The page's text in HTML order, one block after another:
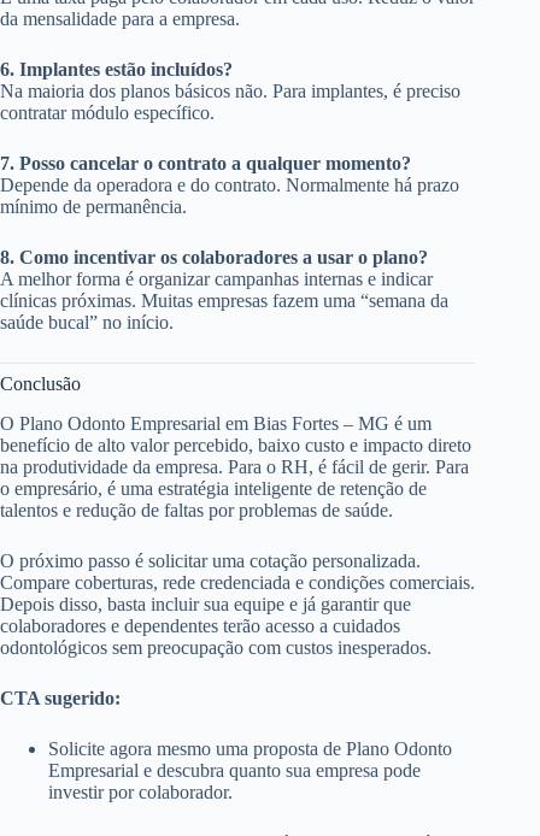
da mensalidade para a empresa.
6. Implantes estão incluídos?
Na maioria dos planos básicos não. Para implantes, é preciso
contratar módulo específico.
7. Posso cancelar o contrato a qualquer momento?
Depende da operadora e do contrato. Normalmente há prazo
mínimo de permanência.
8. Como incentivar os colaboradores a usar o plano?
A melhor forma é organizar campanhas internas e indicar
clínicas próximas. Muitas empresas fazem uma “semana da
saúde bucal” no início.
Conclusão
O Plano Odonto Empresarial em Bias Fortes – MG é um
benefício de alto valor percebido, baixo custo e impacto direto
na produtividade da empresa. Para o RH, é fácil de gerir. Para
o empresário, é uma estratégia inteligente de retenção de
talentos e redução de faltas por problemas de saúde.
O próximo passo é solicitar uma cotação personalizada.
Compare coberturas, rede credenciada e condições comerciais.
Depois disso, basta incluir sua equipe e já garantir que
colaboradores e dependentes terão acesso a cuidados
odontológicos sem preocupação com custos inesperados.
CTA sugerido:
Solicite agora mesmo uma proposta de Plano Odonto
Empresarial e descubra quanto sua empresa pode
investir por colaborador.